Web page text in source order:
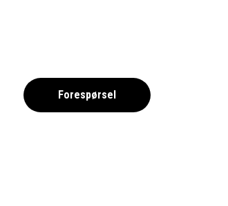
Forespørsel